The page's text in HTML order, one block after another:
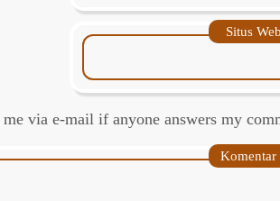
Situs Web
via e-mail if anyone answers my
Komentar